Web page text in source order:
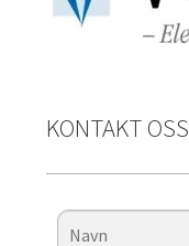
KONTAKT OSS